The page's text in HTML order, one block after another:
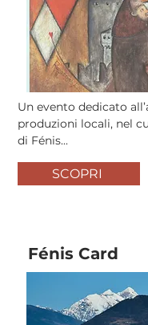
Un evento dedicato
produzioni locali, nel
di Fénis...
SCOPRI
Fénis Card